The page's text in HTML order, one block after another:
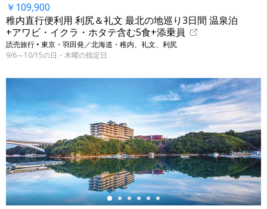
￥109,900
稚内直行便利用 利尻＆礼文 最北の地巡り3日間 温泉泊
+アワビ・イクラ・ホタテ含む5食+添乗員
読売旅行 • 東京・羽田発／北海道・稚内、礼文、利尻
9/6～10/15の日・木曜の指定日
←